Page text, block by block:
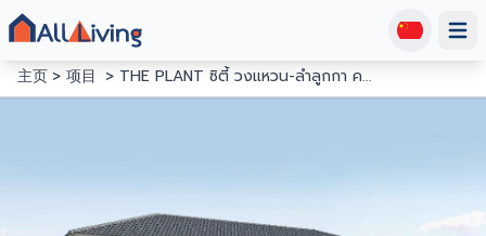
主页
项目 THE PLANT ซิตี้ วงแหวน-ลำลูกกา คลอง5